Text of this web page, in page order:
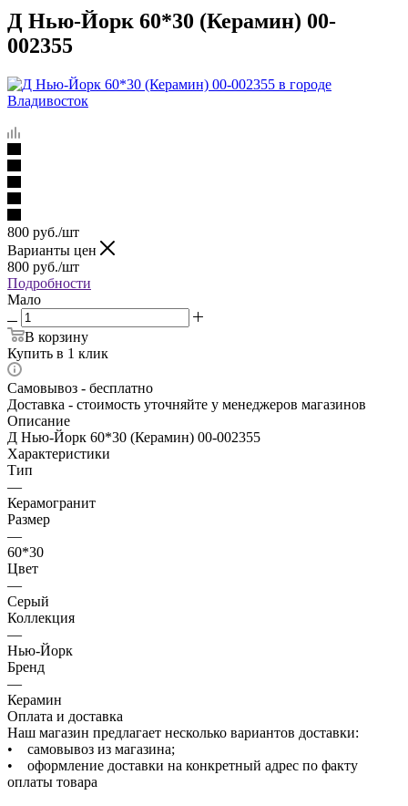
Д Нью-Йорк 60*30 (Керамин) 00-
002355
800 руб./шт
Варианты цен
800 руб./шт
Подробности
Мало
В корзину
Купить в 1 клик
Самовывоз - бесплатно
Доставка - стоимость уточняйте у менеджеров магазинов
Описание
Д Нью-Йорк 60*30 (Керамин) 00-002355
Характеристики
Тип
—
Керамогранит
Размер
—
60*30
Цвет
—
Серый
Коллекция
—
Нью-Йорк
Бренд
—
Керамин
Оплата и доставка
Наш магазин предлагает несколько вариантов доставки:
• самовывоз из магазина;
• оформление доставки на конкретный адрес по факту
оплаты товара